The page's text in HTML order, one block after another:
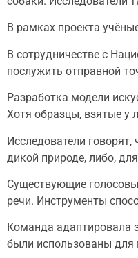
В рамках проекта
В сотрудничестве с
послужить отправной
Разработка модели
Хотя образцы, взятые у
Исследователи
дикой природе, либо,
Существующие
речи. Инструменты
Команда адаптировала
были использованы